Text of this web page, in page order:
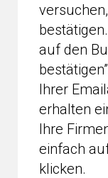
auf den
Ihrer
erhalten
Ihre
einfach
klicken.